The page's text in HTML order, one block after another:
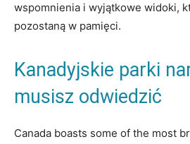
wspomnienia i wyjątkowe widoki,⁣
pozostaną ​w pamięci.
Kanadyjskie ​parki
musisz odwiedzić
Canada boasts‍ some of⁣ the ⁢most